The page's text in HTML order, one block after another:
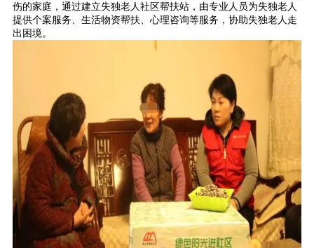
伤的家庭，通过建立失独老人社区帮扶站，由专业人员为失独老人
提供个案服务、生活物资帮扶、心理咨询等服务，协助失独老人走
出困境。